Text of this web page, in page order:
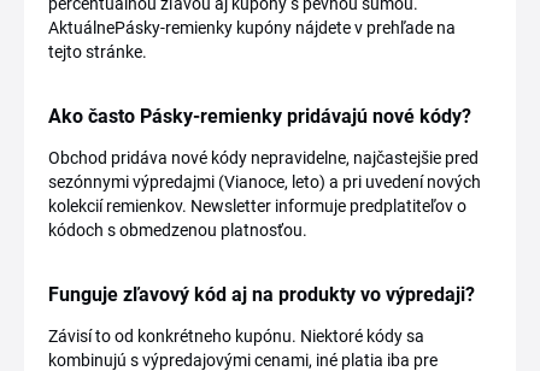
AktuálnePásky-remienky kupóny nájdete v prehľade na
tejto stránke.
Ako často Pásky-remienky pridávajú nové kódy?
Obchod pridáva nové kódy nepravidelne, najčastejšie pred
sezónnymi výpredajmi (Vianoce, leto) a pri uvedení nových
kolekcií remienkov. Newsletter informuje predplatiteľov o
kódoch s obmedzenou platnosťou.
Funguje zľavový kód aj na produkty vo výpredaji?
Závisí to od konkrétneho kupónu. Niektoré kódy sa
kombinujú s výpredajovými cenami, iné platia iba pre